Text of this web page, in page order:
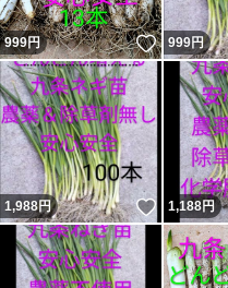
999円 いいね！
999円
1,988円 いいね！
1,188円